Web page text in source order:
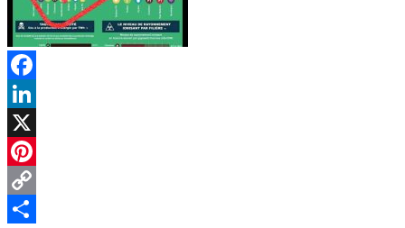
Facebook
LinkedIn
X
Pinterest
Copy